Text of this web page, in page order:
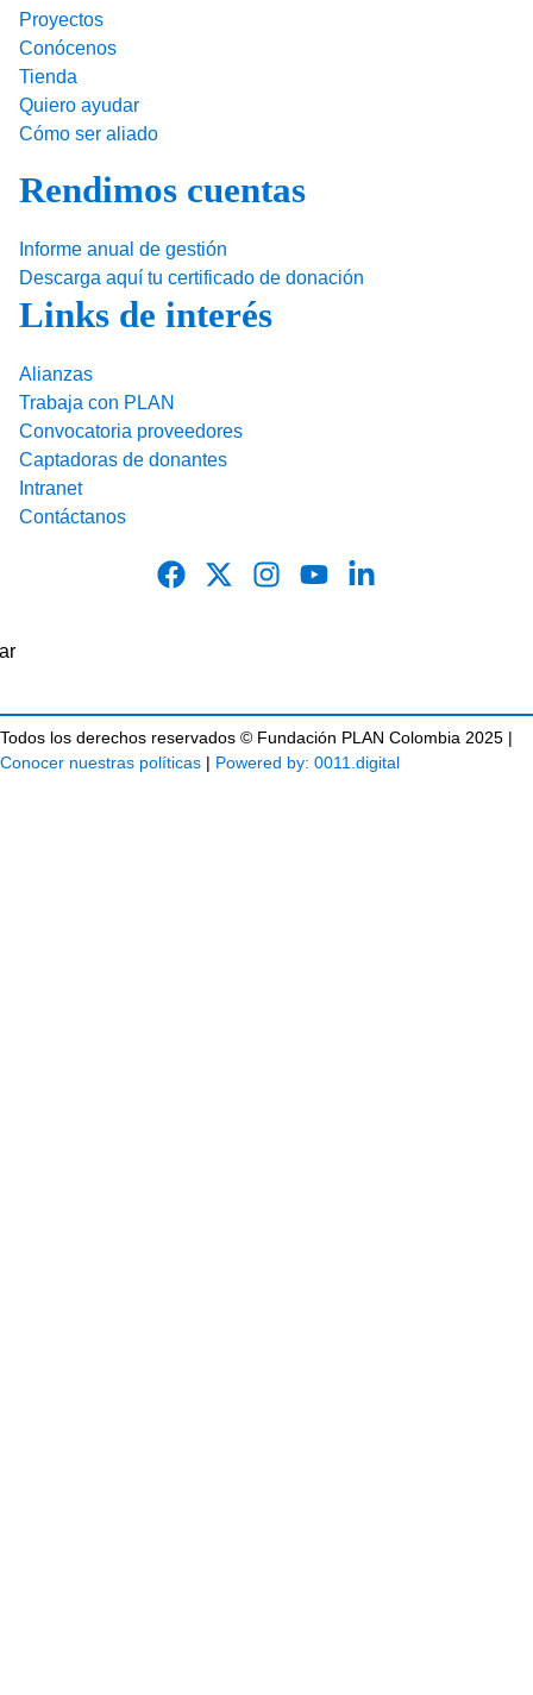
Proyectos
Conócenos
Tienda
Quiero ayudar
Cómo ser aliado
Rendimos cuentas
Informe anual de gestión
Descarga aquí tu certificado de donación
Links de interés
Alianzas
Trabaja con PLAN
Convocatoria proveedores
Captadoras de donantes
Intranet
Contáctanos
Todos los derechos reservados © Fundación PLAN Colombia 2025 |
Conocer nuestras políticas | Powered by: 0011.digital